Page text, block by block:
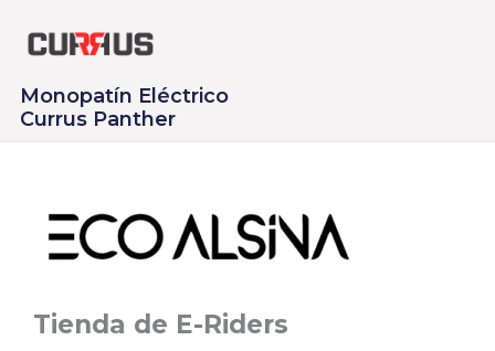
Monopatín Eléctrico
Currus Panther
Tienda de E-Riders